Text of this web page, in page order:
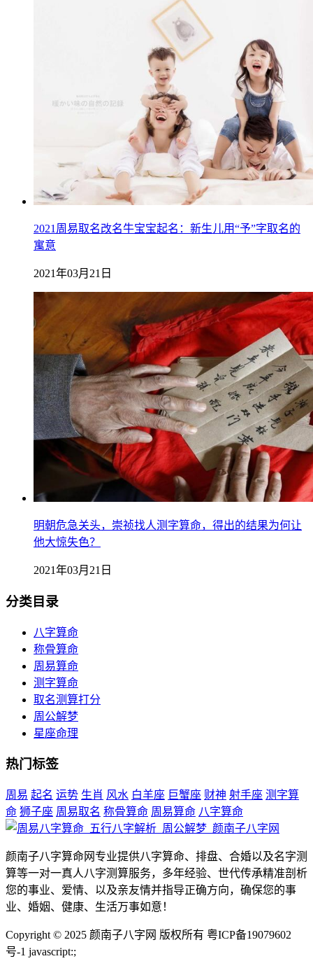
2021周易取名改名牛宝宝起名：新生儿用“予”字取名的
寓意
2021年03月21日
明朝危急关头，崇祯找人测字算命，得出的结果为何让
他大惊失色？
2021年03月21日
分类目录
八字算命
称骨算命
周易算命
测字算命
取名测算打分
周公解梦
星座命理
热门标签
周易 起名 运势 生肖 风水 白羊座 巨蟹座 财神 射手座 测字算
命 狮子座 周易取名 称骨算命 周易算命 八字算命
颜南子八字算命网专业提供八字算命、排盘、合婚以及名字测
算等一对一真人八字测算服务，多年经验、世代传承精准剖析
您的事业、爱情、以及亲友情并指导正确方向，确保您的事
业、婚姻、健康、生活万事如意！
Copyright © 2025 颜南子八字网 版权所有 粤ICP备19079602
号-1 javascript:;